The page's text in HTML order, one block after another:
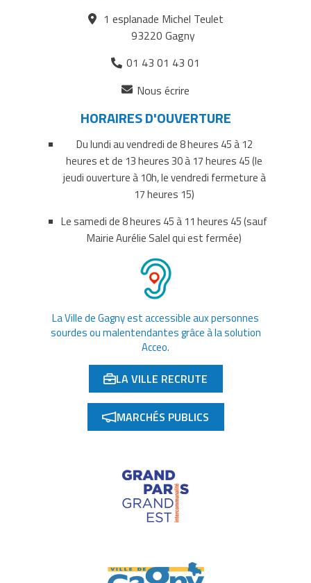
sur
Facebook
sur
Twitter
par
courriel
1 esplanade Michel Teulet
93220 Gagny
01 43 01 43 01
Nous écrire
un
nouvel
onglet)
HORAIRES D'OUVERTURE
Du lundi au vendredi de 8 heures 45 à 12
heures et de 13 heures 30 à 17 heures 45 (le
jeudi ouverture à 10h, le vendredi fermeture à
17 heures 15)
Le samedi de 8 heures 45 à 11 heures 45 (sauf
Mairie Aurélie Salel qui est fermée)
La Ville de Gagny est accessible aux personnes
sourdes ou malentendantes grâce à la solution
Acceo.
LA VILLE RECRUTE
(OUVERTURE DANS UN NOUVEL ONGLET)
MARCHÉS PUBLICS
(OUVERTURE DANS UN NOUVEL ONGLET)